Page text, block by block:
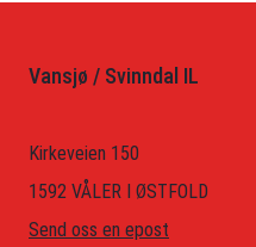
Vansjø / Svinndal IL
Kirkeveien 150
1592 VÅLER I ØSTFOLD
Send oss en epost